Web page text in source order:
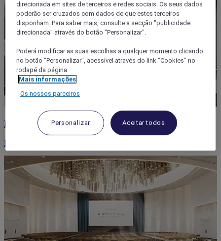
Reunião
Planeia a sua reunião - os seus desejos são a nossa prioridade
direcionada em sites de terceiros e redes sociais. Os seus dados
poderão ser cruzados com dados de que estes terceiros
disponham. Para saber mais, consulte a secção "publicidade
direcionada" através do botão "Personalizar".
Poderá modificar as suas escolhas a qualquer momento clicando
no botão "Personalizar", acessível através do link "Cookies" no
rodapé da página.
Mais informações
Os nossos parceiros
Personalizar Aceitar todos